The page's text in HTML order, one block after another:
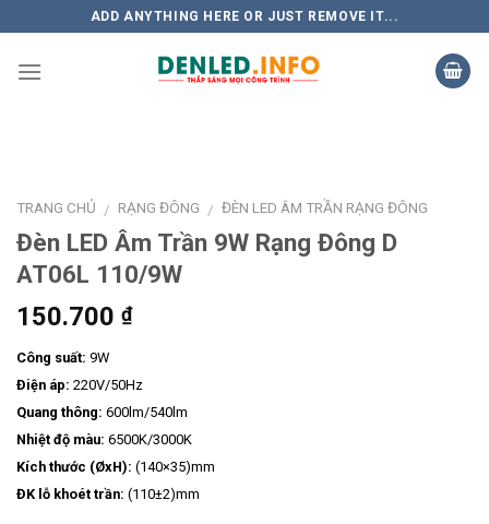
to
content
ADD ANYTHING HERE OR JUST REMOVE IT...
TRANG CHỦ / RẠNG ĐÔNG / ĐÈN LED ÂM TRẦN RẠNG ĐÔNG
Đèn LED Âm Trần 9W Rạng Đông D
AT06L 110/9W
150.700 ₫
Công suất: 9W
Điện áp: 220V/50Hz
Quang thông: 600lm/540lm
Nhiệt độ màu: 6500K/3000K
Kích thước (ØxH): (140×35)mm
ĐK lỗ khoét trần: (110±2)mm